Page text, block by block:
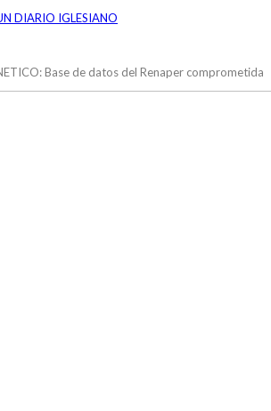
Base de datos del Renaper comprometida